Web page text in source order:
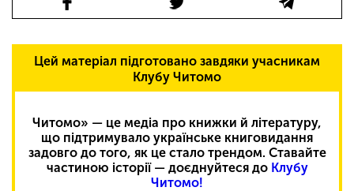
Цей матеріал підготовано завдяки учасникам
Клубу Читомо
Читомо» — це медіа про книжки й літературу,
що підтримувало українське книговидання
задовго до того, як це стало трендом. Ставайте
частиною історії — доєднуйтеся до Клубу
Читомо!